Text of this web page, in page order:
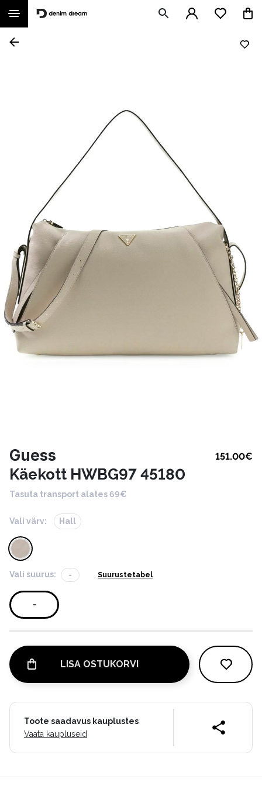
Guess 151.00€
Käekott HWBG97 45180
Tasuta transport alates 69€
Vali värv: Hall
Vali suurus: - Suurustetabel
-
LISA OSTUKORVI
Toote saadavus kauplustes
Vaata kaupluseid